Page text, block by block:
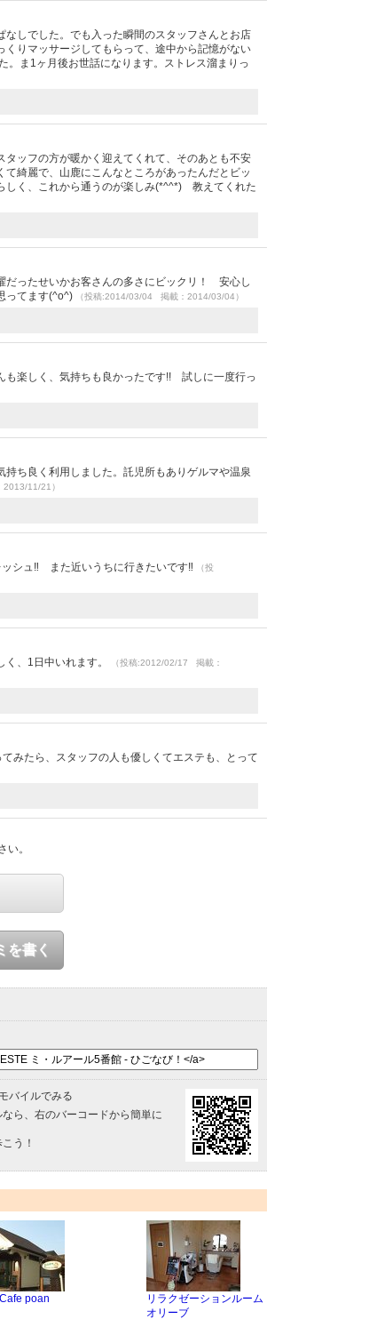
しでした。でも入った瞬間のスタッフさんとお店
りマッサージしてもらって、途中から記憶がない
ま1ヶ月後お世話になります。ストレス溜まりっ
ッフの方が暖かく迎えてくれて、そのあとも不安
綺麗で、山鹿にこんなところがあったんだとビッ
く、これから通うのが楽しみ(*^^*) 教えてくれた
ったせいかお客さんの多さにビックリ！ 安心し
ってます(^o^)
（投稿:2014/03/04 掲載：2014/03/04）
しく、気持ちも良かったです!! 試しに一度行っ
ち良く利用しました。託児所もありゲルマや温泉
11/21）
シュ‼ また近いうちに行きたいです‼
（投
、1日中いれます。
（投稿:2012/02/17 掲載：
みたら、スタッフの人も優しくてエステも、とって
い。
を書く
バイルでみる
ら、右のバーコードから簡単に
う！
poan
リラクゼーションルーム
オリーブ